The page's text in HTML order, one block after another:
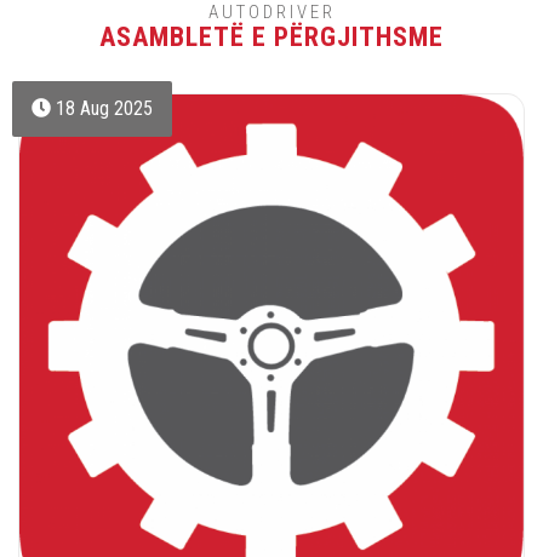
AUTODRIVER
ASAMBLETË E PËRGJITHSME
18 Aug 2025